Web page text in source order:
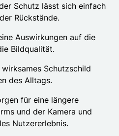
Schutz lässt sich einfach
Rückstände.
Auswirkungen auf die
Bildqualität.
wirksames Schutzschild
des Alltags.
für eine längere
und der Kamera und
Nutzererlebnis.